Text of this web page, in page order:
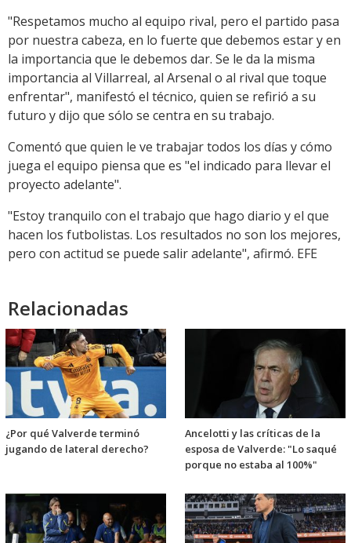
"Respetamos mucho al equipo rival, pero el partido pasa
por nuestra cabeza, en lo fuerte que debemos estar y en
la importancia que le debemos dar. Se le da la misma
importancia al Villarreal, al Arsenal o al rival que toque
enfrentar", manifestó el técnico, quien se refirió a su
futuro y dijo que sólo se centra en su trabajo.
Comentó que quien le ve trabajar todos los días y cómo
juega el equipo piensa que es "el indicado para llevar el
proyecto adelante".
"Estoy tranquilo con el trabajo que hago diario y el que
hacen los futbolistas. Los resultados no son los mejores,
pero con actitud se puede salir adelante", afirmó. EFE
Relacionadas
¿Por qué Valverde terminó
jugando de lateral derecho?
Ancelotti y las críticas de la
esposa de Valverde: "Lo saqué
porque no estaba al 100%"